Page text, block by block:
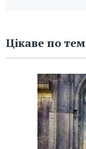
Цікаве по